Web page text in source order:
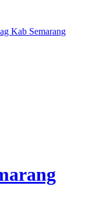
Kab Semarang